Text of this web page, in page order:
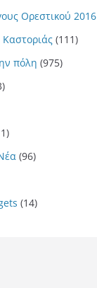
Ορεστικού 2016
(111)
πόλη (975)
(96)
(14)